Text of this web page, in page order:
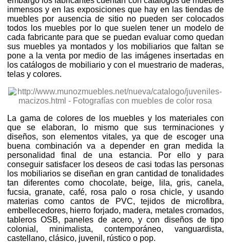
inmensos y en las exposiciones que hay en las tiendas de
muebles por ausencia de sitio no pueden ser colocados
todos los muebles por lo que suelen tener un modelo de
cada fabricante para que se puedan evaluar como quedan
sus muebles ya montados y los mobiliarios que faltan se
pone a la venta por medio de las imágenes insertadas en
los catálogos de mobiliario y con el muestrario de maderas,
telas y colores.
La gama de colores de los muebles y los materiales con
que se elaboran, lo mismo que sus terminaciones y
diseños, son elementos vitales, ya que de escoger una
buena combinación va a depender en gran medida la
personalidad final de una estancia. Por ello y para
conseguir satisfacer los deseos de casi todas las personas
los mobiliarios se diseñan en gran cantidad de tonalidades
tan diferentes como chocolate, beige, lila, gris, canela,
fucsia, granate, café, rosa palo o rosa chicle, y usando
materias como cantos de PVC, tejidos de microfibra,
embellecedores, hierro forjado, madera, metales cromados,
tableros OSB, paneles de acero, y con diseños de tipo
colonial, minimalista, contemporáneo, vanguardista,
castellano, clásico, juvenil, rústico o pop.